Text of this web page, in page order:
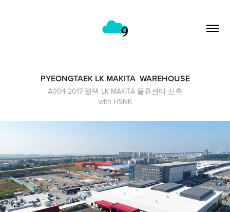
PYEONGTAEK LK MAKITA  WAREHOUSE
A004-2017 평택 LK MAKITA 물류센터 신축
with HSNK